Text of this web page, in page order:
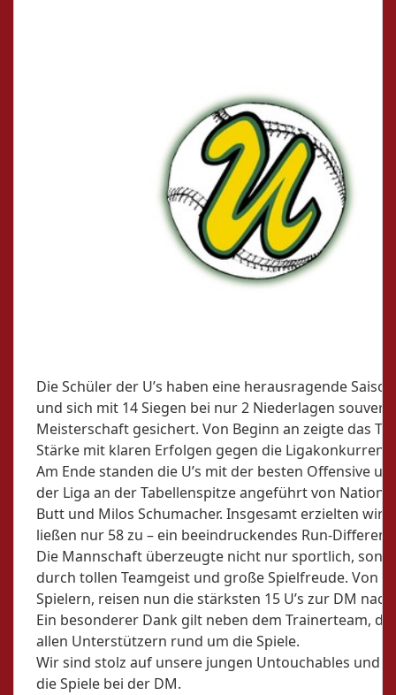
Die Schüler der U’s haben eine herausragende
und sich mit 14 Siegen bei nur 2 Niederlagen
Meisterschaft gesichert. Von Beginn an zeigte das
Stärke mit klaren Erfolgen gegen die
Am Ende standen die U’s mit der besten Offensive
der Liga an der Tabellenspitze angeführt von
Butt und Milos Schumacher. Insgesamt erzielten wir
ließen nur 58 zu – ein beeindruckendes Run-
Die Mannschaft überzeugte nicht nur sportlich,
durch tollen Teamgeist und große Spielfreude. Von
Spielern, reisen nun die stärksten 15 U’s zur DM
Ein besonderer Dank gilt neben dem Trainerteam,
allen Unterstützern rund um die Spiele.
Wir sind stolz auf unsere jungen Untouchables und
die Spiele bei der DM.